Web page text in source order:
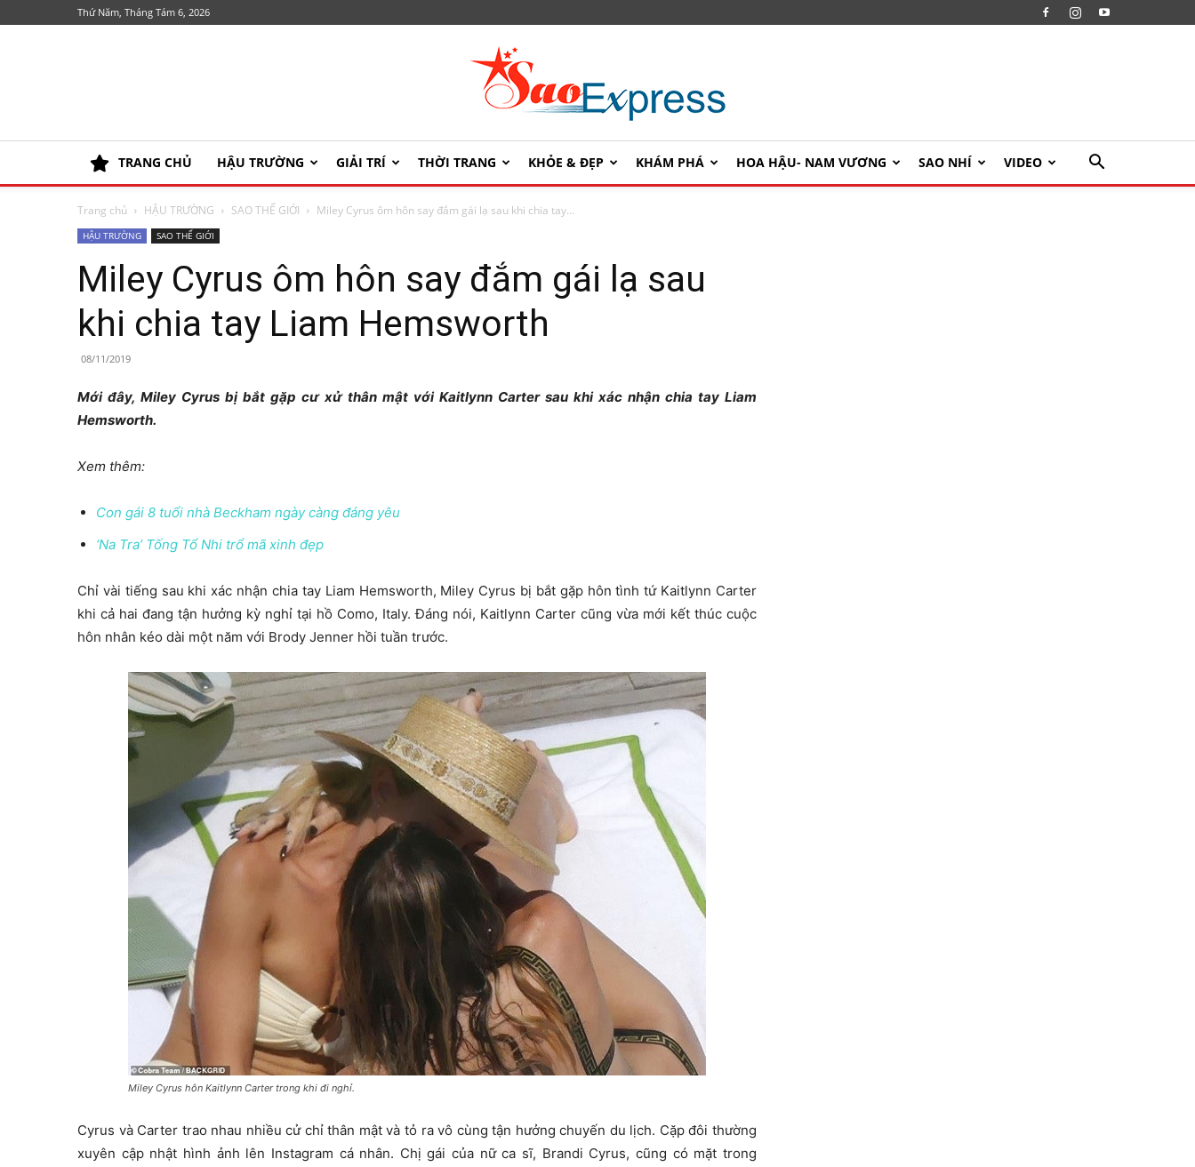
Thứ Năm, Tháng Tám 6, 2026
SaoExpress
TRANG CHỦ HẬU TRƯỜNG GIẢI TRÍ THỜI TRANG KHỎE & ĐẸP KHÁM PHÁ HOA HẬU- NAM VƯƠNG SAO NHÍ VIDEO
Trang chủ HẬU TRƯỜNG SAO THẾ GIỚI Miley Cyrus ôm hôn say đắm gái lạ sau khi chia tay...
HẬU TRƯỜNG SAO THẾ GIỚI
Miley Cyrus ôm hôn say đắm gái lạ sau
khi chia tay Liam Hemsworth
08/11/2019
Mới đây, Miley Cyrus bị bắt gặp cư xử thân mật với Kaitlynn Carter sau khi xác nhận chia tay Liam
Hemsworth.
Xem thêm:
Con gái 8 tuổi nhà Beckham ngày càng đáng yêu
‘Na Tra’ Tống Tổ Nhi trổ mã xinh đẹp
Chỉ vài tiếng sau khi xác nhận chia tay Liam Hemsworth, Miley Cyrus bị bắt gặp hôn tình tứ Kaitlynn Carter
khi cả hai đang tận hưởng kỳ nghỉ tại hồ Como, Italy. Đáng nói, Kaitlynn Carter cũng vừa mới kết thúc cuộc
hôn nhân kéo dài một năm với Brody Jenner hồi tuần trước.
Miley Cyrus hôn Kaitlynn Carter trong khi đi nghỉ.
Cyrus và Carter trao nhau nhiều cử chỉ thân mật và tỏ ra vô cùng tận hưởng chuyến du lịch. Cặp đôi thường
xuyên cập nhật hình ảnh lên Instagram cá nhân. Chị gái của nữ ca sĩ, Brandi Cyrus, cũng có mặt trong